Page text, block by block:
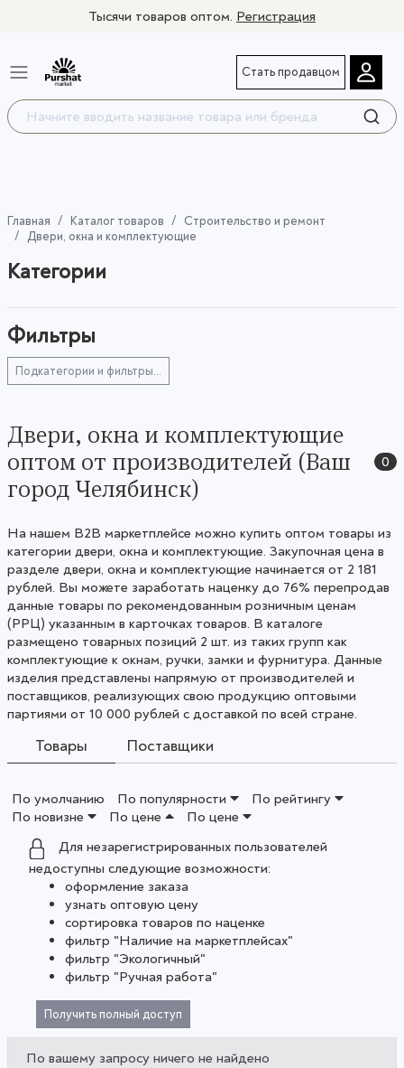
Тысячи товаров оптом. Регистрация
Стать продавцом
Главная Каталог товаров
Строительство и ремонт
Двери, окна и комплектующие
Категории
Фильтры
Подкатегории и фильтры...
Двери, окна и комплектующие
оптом от производителей (Ваш
город Челябинск)
0
На нашем B2B маркетплейсе можно купить оптом товары из
категории двери, окна и комплектующие. Закупочная цена в
разделе двери, окна и комплектующие начинается от 2 181
рублей. Вы можете заработать наценку до 76% перепродав
данные товары по рекомендованным розничным ценам
(РРЦ) указанным в карточках товаров. В каталоге
размещено товарных позиций 2 шт. из таких групп как
комплектующие к окнам, ручки, замки и фурнитура. Данные
изделия представлены напрямую от производителей и
поставщиков, реализующих свою продукцию оптовыми
партиями от 10 000 рублей с доставкой по всей стране.
Товары Поставщики
По умолчанию По популярности
По рейтингу
По новизне
По цене
По цене
Для незарегистрированных пользователей
недоступны следующие возможности:
оформление заказа
узнать оптовую цену
сортировка товаров по наценке
фильтр "Наличие на маркетплейсах"
фильтр "Экологичный"
фильтр "Ручная работа"
Получить полный доступ
По вашему запросу ничего не найдено